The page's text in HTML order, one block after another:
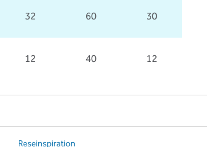
32 60 30
12 40 12
Reseinspiration